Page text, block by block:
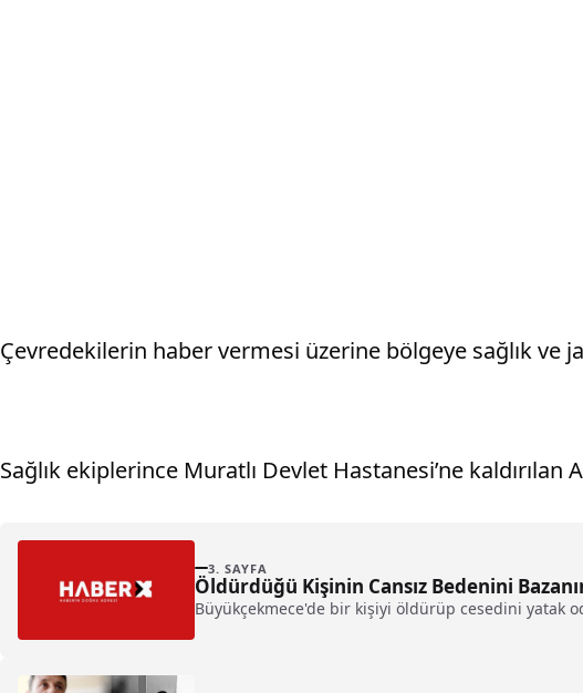
Çevredekilerin haber vermesi üzerine bölgeye sağlık ve
Sağlık ekiplerince Muratlı Devlet Hastanesi’ne
3. SAYFA
Öldürdüğü Kişinin Cansız Bedenini
Büyükçekmece'de bir kişiyi öldürüp cesedini yatak